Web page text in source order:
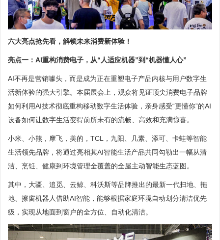
六大亮点抢先看，解锁未来消费新体验！
亮点一：AI重构消费电子，从“人适应机器”到“机器懂人心”
AI不再是营销噱头，而是成为正在重塑电子产品内核与用户数字生
活新体验的强大引擎。本届展会上，观众将见证顶尖消费电子品牌
如何利用AI技术彻底重构移动数字生活体验，亲身感受“更懂你”的AI
设备如何让数字生活变得前所未有的流畅、高效和充满惊喜。
小米、小熊，摩飞，美的，TCL，九阳、几素、添可、卡蛙等智能
生活领先品牌，将通过亮相其AI智能生活产品共同勾勒出一幅从清
洁、烹饪、健康到环境管理全覆盖的全屋主动智能生态蓝图。
其中，大疆、追觅、云鲸、科沃斯等品牌推出的最新一代扫地、拖
地、擦窗机器人借助AI智能，能够根据家庭环境自动划分清洁优先
级，实现从地面到窗户的全方位、自动化清洁。